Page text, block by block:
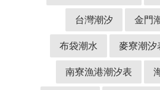
台灣潮汐 金門
布袋潮水 麥寮潮汐
南寮漁港潮汐表